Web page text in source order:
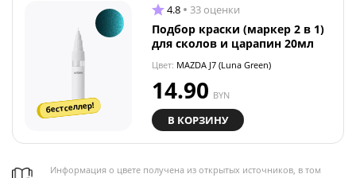
бестселлер!
4.8 33 оценки
Подбор краски (маркер 2 в 1)
для сколов и царапин 20мл
Цвет: MAZDA J7 (Luna Green)
14.90 BYN
В КОРЗИНУ
Информация о цвете получена из открытых источников, в том